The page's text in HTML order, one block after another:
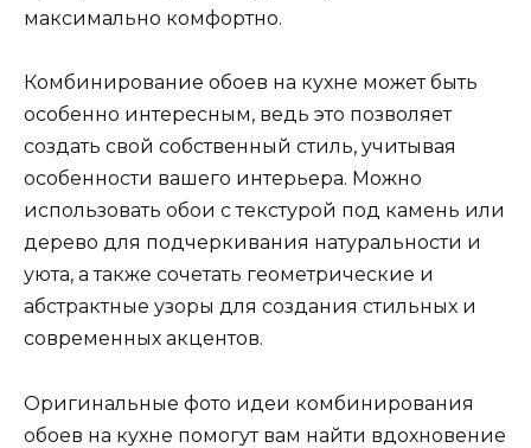
максимально комфортно.
Комбинирование обоев на кухне может быть
особенно интересным, ведь это позволяет
создать свой собственный стиль, учитывая
особенности вашего интерьера. Можно
использовать обои с текстурой под камень или
дерево для подчеркивания натуральности и
уюта, а также сочетать геометрические и
абстрактные узоры для создания стильных и
современных акцентов.
Оригинальные фото идеи комбинирования
обоев на кухне помогут вам найти вдохновение